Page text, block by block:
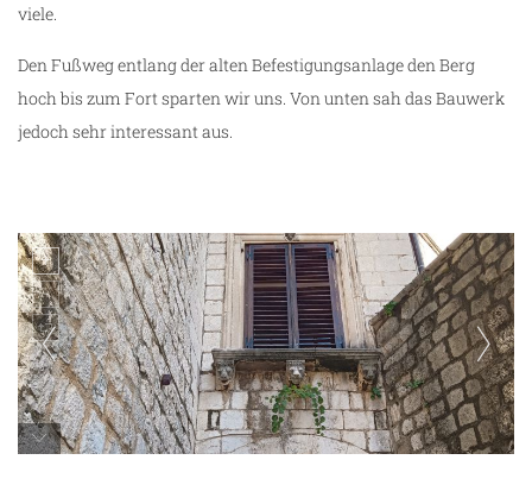
viele.
Den Fußweg entlang der alten Befestigungsanlage den Berg
hoch bis zum Fort sparten wir uns. Von unten sah das Bauwerk
jedoch sehr interessant aus.